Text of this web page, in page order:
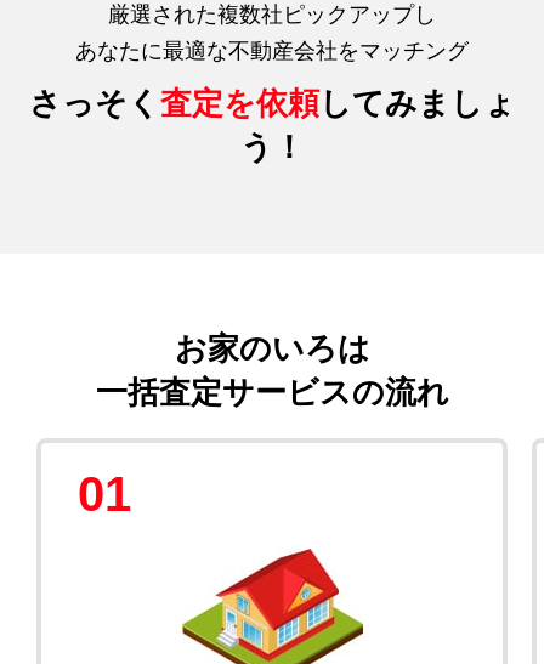
厳選された複数社ピックアップし
あなたに最適な不動産会社をマッチング
さっそく 査定を依頼してみましょ
う！
お家のいろは
一括査定サービスの流れ
01